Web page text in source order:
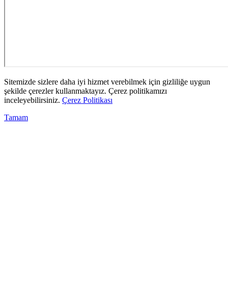
Sitemizde sizlere daha iyi hizmet verebilmek için gizliliğe uygun
şekilde çerezler kullanmaktayız. Çerez politikamızı
inceleyebilirsiniz. Çerez Politikası
Tamam